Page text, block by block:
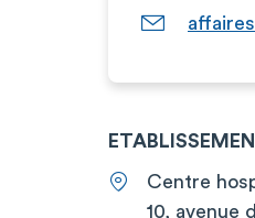
Centre
10, avenue